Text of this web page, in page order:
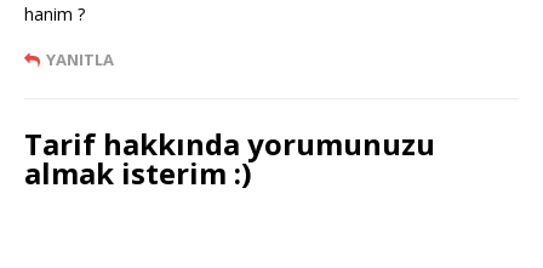
hanim ?
YANITLA
Tarif hakkında yorumunuzu
almak isterim :)